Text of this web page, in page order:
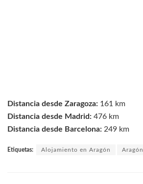
Distancia desde Zaragoza: 161 km
Distancia desde Madrid: 476 km
Distancia desde Barcelona: 249 km
Etiquetas: Alojamiento en Aragón Aragón